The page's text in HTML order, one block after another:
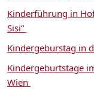
Kinderführung in
Sisi“
Kindergeburstag in
Kindergeburtstage
Wien